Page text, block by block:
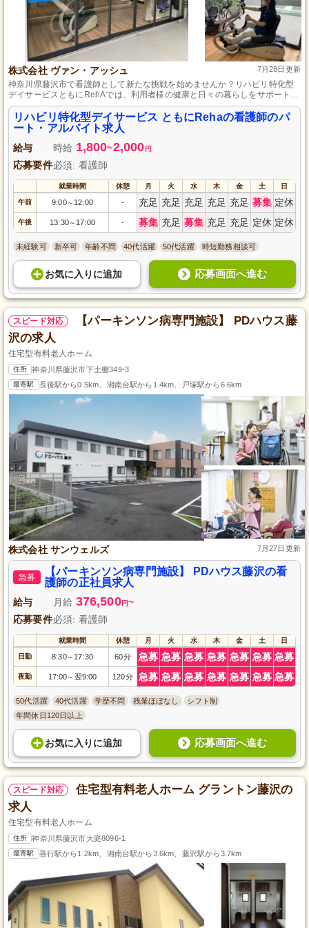
株式会社 ヴァン・アッシュ 7月28日更新
神奈川県藤沢市で看護師として新たな挑戦を始めませんか？リハビリ特化型
デイサービスともにRehAでは、利用者様の健康と日々の暮らしをサポートす
る仲間を募集しています。パート・アルバイトとして柔軟な勤務体系を提供
し、一人ひとりの利用者様に寄り添える環境で働けます。地域密着型の温か
い雰囲気の中で、あなたの専門性を活かしつつ成長できる職場です。共に地
域に貢献しながら、看護師としてのやりがいを実感しましょう。
リハビリ特化型デイサービス ともにRehaの看護師のパ
ート・アルバイト求人
給与 時給 1,800~2,000 円
応募要件必須: 看護師
就業時間 休憩 月 火 水 木 金 土 日
午前 9:00～ 12:00 - 充足 充足 充足 充足 充足 募集 定休
午後 13:30～ 17:00 - 募集 充足 募集 充足 充足 定休 定休
未経験可 新卒可 年齢不問 40代活躍 50代活躍 時短勤務相談可
お気に入り に追加 応募画面へ進む
スピード対応
【パーキンソン病専門施設】 PDハウス藤
沢の求人
住宅型有料老人ホーム
住所 神奈川県藤沢市下土棚349-3
最寄駅 長後駅から0.5km、湘南台駅から1.4km、戸塚駅から6.6km
株式会社 サンウェルズ 7月27日更新
急募
【パーキンソン病専門施設】 PDハウス藤沢の看
護師の正社員求人
給与 月給 376,500円~
応募要件必須: 看護師
就業時間 休憩 月 火 水 木 金 土 日
日勤 8:30～ 17:30 60分 急募 急募 急募 急募 急募 急募 急募
夜勤 17:00～ 翌9:00 120分 急募 急募 急募 急募 急募 急募 急募
50代活躍 40代活躍 学歴不問 残業ほぼなし
シフト制
年間休日120日以上
お気に入り に追加 応募画面へ進む
スピード対応
住宅型有料老人ホーム グラントン藤沢の
求人
住宅型有料老人ホーム
住所 神奈川県藤沢市大庭8096-1
最寄駅 善行駅から1.2km、湘南台駅から3.6km、藤沢駅から3.7km